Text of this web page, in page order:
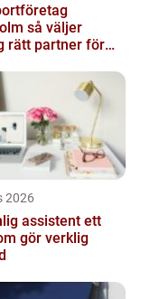
väljer
rätt partner för
2026
assistent ett
gör verklig